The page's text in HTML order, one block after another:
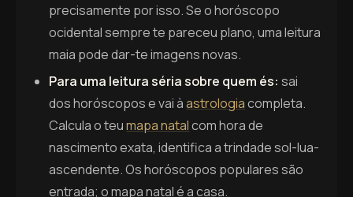
precisamente por isso. Se o horóscopo
ocidental sempre te pareceu plano, uma leitura
maia pode dar-te imagens novas.
Para uma leitura séria sobre quem és: sai
dos horóscopos e vai àastrologiacompleta.
Calcula o teumapa natalcom hora de
nascimento exata, identifica a trindade sol-lua-
ascendente. Os horóscopos populares são
entrada; o mapa natal é a casa.